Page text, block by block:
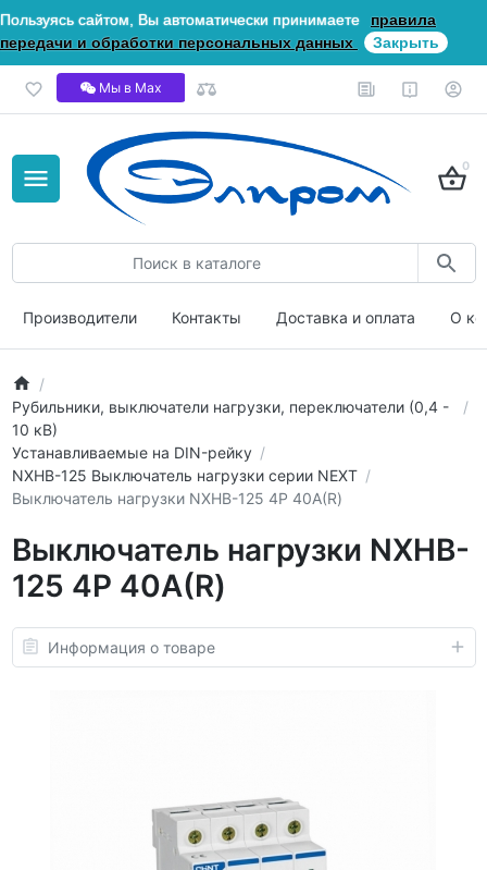
Пользуясь сайтом, Вы автоматически принимаете
правила
передачи и обработки персональных данных
Закрыть
Мы в Мах
0
Производители Контакты Доставка и оплата О
Рубильники, выключатели нагрузки, переключатели (0,4 -
10 кВ)
Устанавливаемые на DIN-рейку
NXHB-125 Выключатель нагрузки серии NEXT
Выключатель нагрузки NXHB-125 4P 40А(R)
Выключатель нагрузки NXHB-
125 4P 40А(R)
Информация о товаре